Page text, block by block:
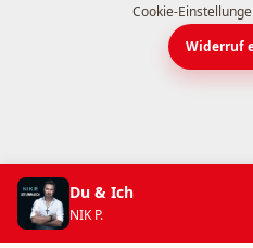
Cookie-
Widerruf
Du & Ich
NIK P.